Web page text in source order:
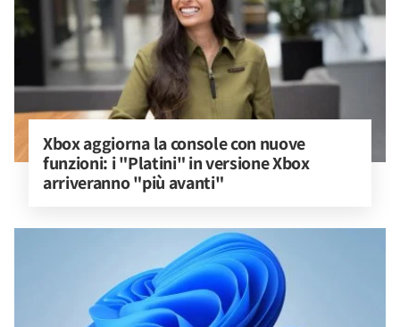
Xbox aggiorna la console con nuove
funzioni: i "Platini" in versione Xbox
arriveranno "più avanti"